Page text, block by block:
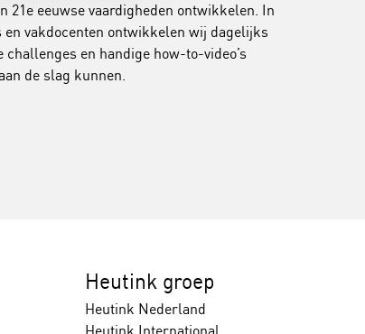
21e eeuwse vaardigheden ontwikkelen. In
vakdocenten ontwikkelen wij dagelijks
en handige how-to-video’s
de slag kunnen.
Heutink groep
Heutink Nederland
Heutink International